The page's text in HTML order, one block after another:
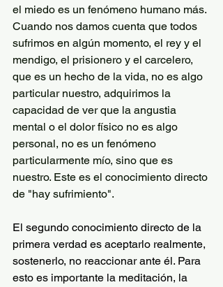
el miedo es un fenómeno humano más.
Cuando nos damos cuenta que todos
sufrimos en algún momento, el rey y el
mendigo, el prisionero y el carcelero,
que es un hecho de la vida, no es algo
particular nuestro, adquirimos la
capacidad de ver que la angustia
mental o el dolor físico no es algo
personal, no es un fenómeno
particularmente mío, sino que es
nuestro. Este es el conocimiento directo
de "hay sufrimiento".
El segundo conocimiento directo de la
primera verdad es aceptarlo realmente,
sostenerlo, no reaccionar ante él. Para
esto es importante la meditación, la